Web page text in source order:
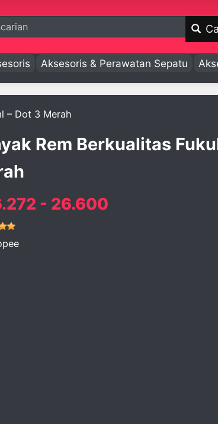
Aksesoris & Perawatan Sepatu
– Dot 3 Merah
Rem Berkualitas
- 26.600